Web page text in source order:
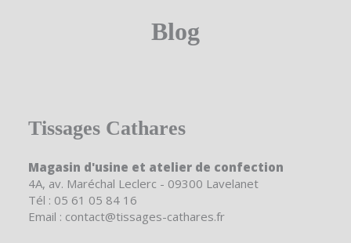
Blog
Tissages Cathares
Magasin d'usine et atelier de confection
4A, av. Maréchal Leclerc - 09300 Lavelanet
Tél : 05 61 05 84 16
Email : contact@tissages-cathares.fr